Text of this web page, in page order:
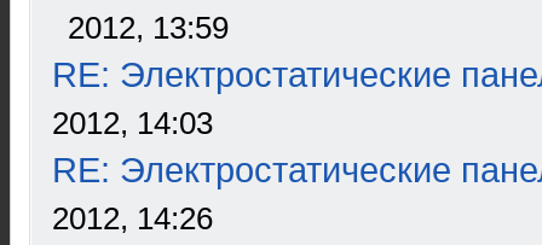
2012, 13:59
RE: Электростатические
2012, 14:03
RE: Электростатические
2012, 14:26